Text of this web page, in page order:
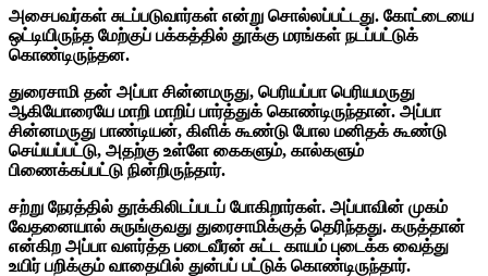
அசைபவர்கள் சுடப்படுவார்கள் என்று சொல்லப்பட்டது. கோட்டையை
ஒட்டியிருந்த மேற்குப் பக்கத்தில் தூக்கு மரங்கள் நடப்பட்டுக்
கொண்டிருந்தன.
துரைசாமி தன் அப்பா சின்னமருது, பெரியப்பா பெரியமருது
ஆகியோரையே மாறி மாறிப் பார்த்துக் கொண்டிருந்தான். அப்பா
சின்னமருது பாண்டியன், கிளிக் கூண்டு போல மனிதக் கூண்டு
செய்யப்பட்டு, அதற்கு உள்ளே கைகளும், கால்களும்
பிணைக்கப்பட்டு நின்றிருந்தார்.
சற்று நேரத்தில் தூக்கிலிடப்படப் போகிறார்கள். அப்பாவின் முகம்
வேதனையால் சுருங்குவது துரைசாமிக்குத் தெரிந்தது. கருத்தான்
என்கிற அப்பா வளர்த்த படைவீரன் சுட்ட காயம் புடைக்க வைத்து
உயிர் பறிக்கும் வாதையில் துன்பப் பட்டுக் கொண்டிருந்தார்.